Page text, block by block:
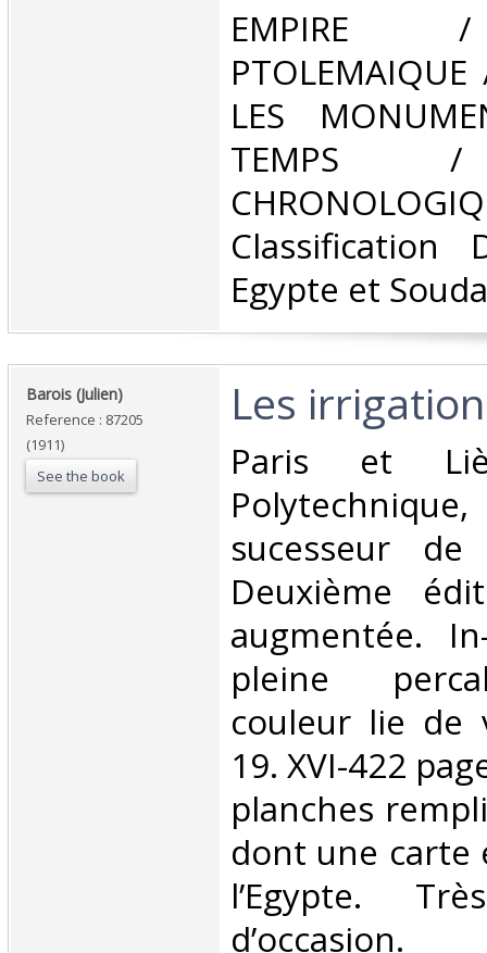
EMPIRE /
LES
TEMPS /
Classification
Egypte et
‎Barois (Julien)‎
Reference : 87205
(1911)
See the book
‎Les
‎Paris et
sucesseur
Deuxième
augmentée.
pleine
couleur lie de
19. XVI-422
planches
dont une carte
l’Egypte.
d’occasion.‎